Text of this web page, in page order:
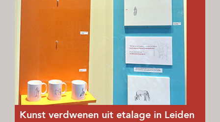
Kunst verdwenen uit etalage in Leiden